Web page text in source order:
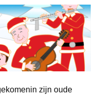
zijn oude